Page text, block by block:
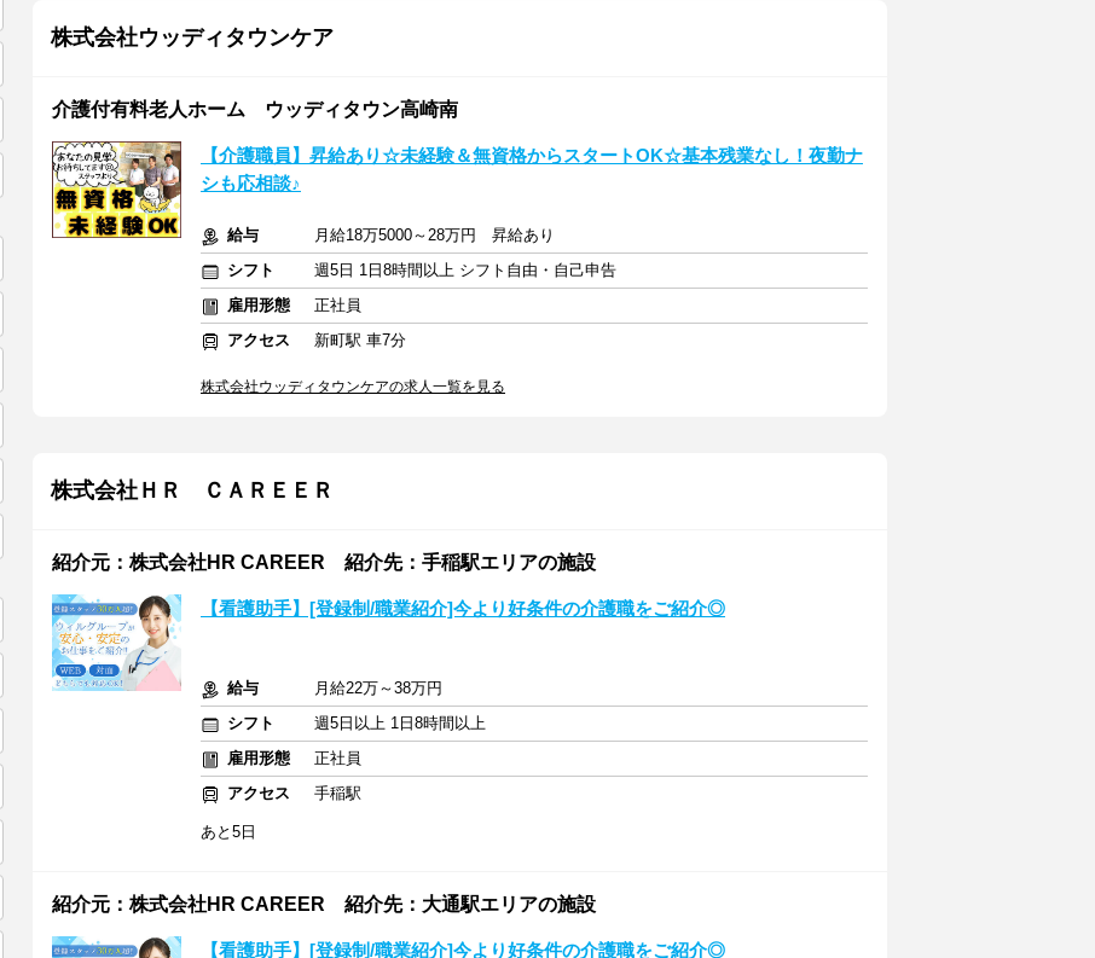
株式会社ウッディタウンケア
介護付有料老人ホーム ウッディタウン高崎南
【介護職員】昇給あり☆未経験＆無資格からスタートOK☆基本残業なし！夜勤ナ
シも応相談♪
給与
月給18万5000～28万円 昇給あり
シフト
週5日 1日8時間以上 シフト自由・自己申告
雇用形態
正社員
アクセス
新町駅 車7分
株式会社ウッディタウンケアの求人一覧を見る
株式会社ＨＲ ＣＡＲＥＥＲ
紹介元：株式会社HR CAREER 紹介先：手稲駅エリアの施設
【看護助手】[登録制/職業紹介]今より好条件の介護職をご紹介◎
給与
月給22万～38万円
シフト
週5日以上 1日8時間以上
雇用形態
正社員
アクセス
手稲駅
あと5日
紹介元：株式会社HR CAREER 紹介先：大通駅エリアの施設
【看護助手】[登録制/職業紹介]今より好条件の介護職をご紹介◎